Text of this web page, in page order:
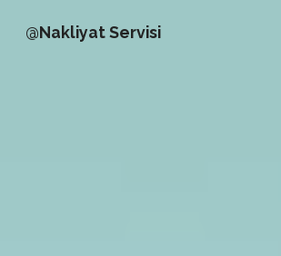
@Nakliyat Servisi